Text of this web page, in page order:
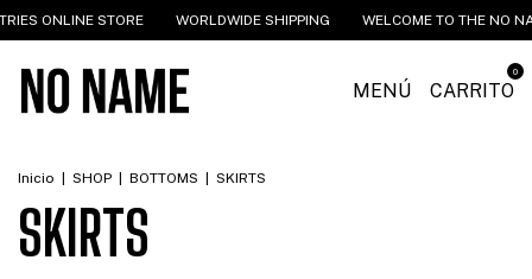
STORE WORLDWIDE SHIPPING WELCOME TO THE NO NAME
MENÚ CARRITO
0
Inicio SHOP BOTTOMS SKIRTS
SKIRTS